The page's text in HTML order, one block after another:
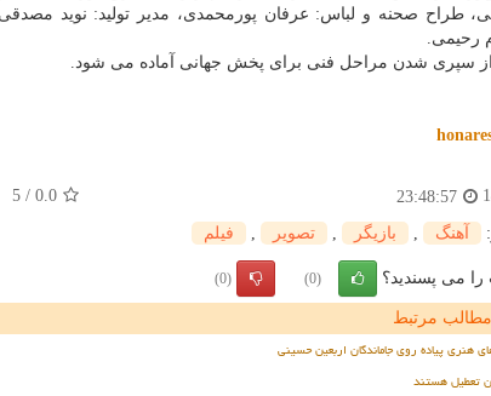
طراح صحنه و لباس: عرفان پورمحمدی، مدیر تولید: نوید
رحیمی.
از سپری شدن مراحل فنی برای پخش جهانی آماده می شود.
23:48:57
0.0
/
5
آهنگ بازیگر تصویر فیلم
می پسندید؟ (0)
(0)
مطالب مرتبط
هنری پیاده روی جاماندگان اربعین حسینی
تعطیل هستند